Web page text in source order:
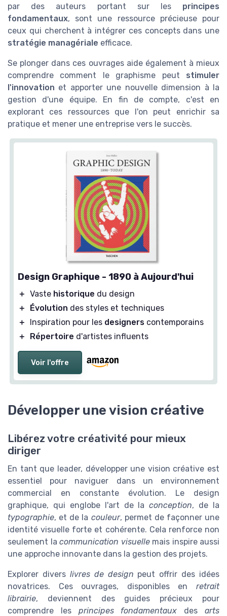
par des auteurs portant sur les principes
fondamentaux, sont une ressource précieuse pour
ceux qui cherchent à intégrer ces concepts dans une
stratégie managériale efficace.
Se plonger dans ces ouvrages aide également à mieux
comprendre comment le graphisme peut stimuler
l'innovation et apporter une nouvelle dimension à la
gestion d'une équipe. En fin de compte, c'est en
explorant ces ressources que l'on peut enrichir sa
pratique et mener une entreprise vers le succès.
Design Graphique - 1890 à Aujourd'hui
＋ Vaste historique du design
＋
Évolution des styles et techniques
＋
Inspiration pour les designers contemporains
＋
Répertoire d'artistes influents
Voir l'offre
Développer une vision créative
Libérez votre créativité pour mieux
diriger
En tant que leader, développer une vision créative est
essentiel pour naviguer dans un environnement
commercial en constante évolution. Le design
graphique, qui englobe l'art de laconception, de la
typographie, et de la couleur, permet de façonner une
identité visuelle forte et cohérente. Cela renforce non
seulement la communication visuellemais inspire aussi
une approche innovante dans la gestion des projets.
Explorer divers livres de design peut offrir des idées
novatrices. Ces ouvrages, disponibles en retrait
librairie, deviennent des guides précieux pour
comprendre les principes fondamentaux desarts